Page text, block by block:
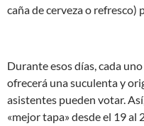
caña de cerveza o refresco)
Durante esos días, cada
ofrecerá una suculenta y
asistentes pueden votar.
«mejor tapa» desde el 19